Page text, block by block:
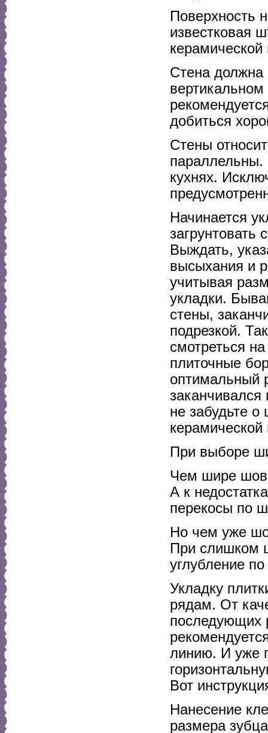
Поверхность
известковая
керамической
Стена должна
добиться
Стены
параллельны.
кухнях.
Начинается
загрунтовать
Выждать,
высыхания и
учитывая
укладки.
стены,
подрезкой.
смотреться
плиточные
оптимальный
не забудьте
При выборе
Чем шире шов,
А к
перекосы по
Но чем уже
При слишком
углубление
Укладку
рядам. От
последующих
линию. И уже
Вот
Нанесение
размера